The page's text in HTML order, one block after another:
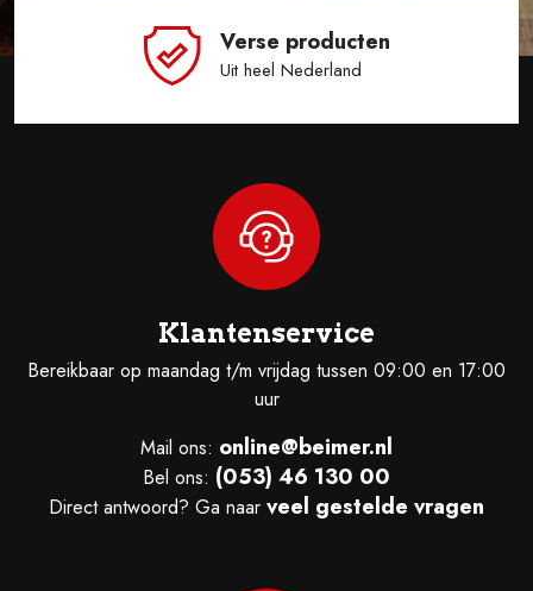
Verse producten
Uit heel Nederland
Klantenservice
Bereikbaar op maandag t/m vrijdag tussen 09:00 en 17:00
uur
Mail ons: online@beimer.nl
Bel ons: (053) 46 130 00
Direct antwoord? Ga naar veel gestelde vragen